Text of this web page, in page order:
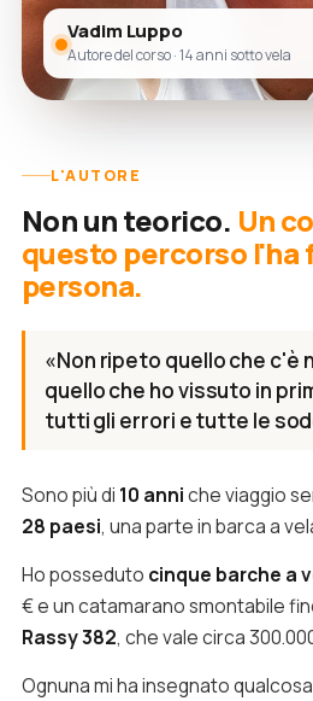
Vadim Luppo
Autore del corso · 14 anni sotto vela
L'AUTORE
Non un teorico. Un
questo percorso l'ha
persona.
«Non ripeto quello che c'è
quello che ho vissuto in
tutti gli errori e tutte le
Sono più di 10 anniche viaggio
28 paesi, una parte in barca a
Ho posseduto cinque barche a
€ e un catamarano smontabile
Rassy 382, che vale circa
Ognuna mi ha insegnato